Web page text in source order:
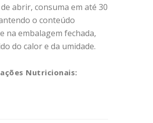
abrir, consuma em até 30
o conteúdo
na embalagem fechada,
do calor e da umidade.
Nutricionais: